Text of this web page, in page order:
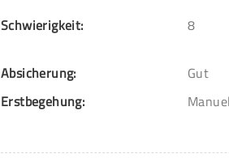
Schwierigkeit: 8
Absicherung:
Gut
Erstbegehung: